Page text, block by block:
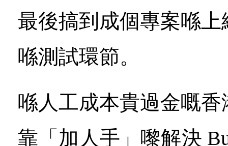
最後搞到成個專案喺
喺測試環節。
喺人工成本貴過金嘅
靠「加人手」嚟解決